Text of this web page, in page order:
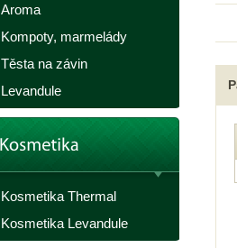
Aroma
Kompoty, marmelády
Těsta na závin
Levandule
Kosmetika Thermal
Kosmetika Levandule